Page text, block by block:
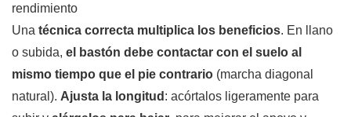
rendimiento
Una técnica correcta multiplica los beneficios. En llano
o subida, el bastón debe contactar con el suelo al
mismo tiempo que el pie contrario (marcha diagonal
natural). Ajusta la longitud : acórtalos ligeramente para